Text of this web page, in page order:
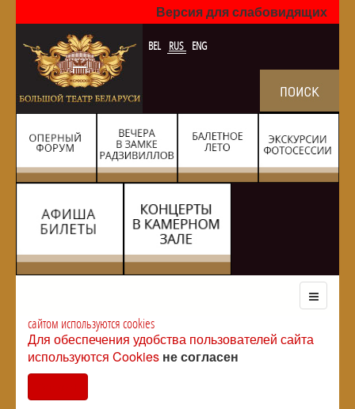
Версия для слабовидящих
BEL RUS ENG
сайтом используются cookies
Для обеспечения удобства пользователей сайта
используются Cookies не согласен